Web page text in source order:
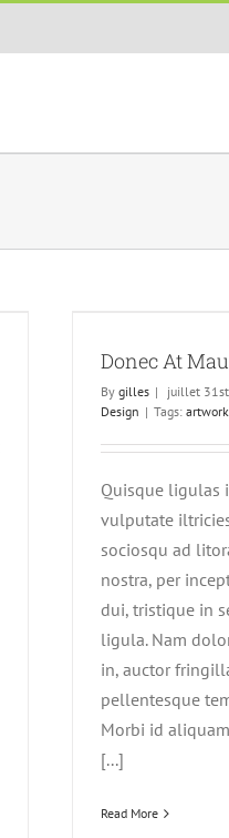
Donec At
By gilles | juillet
Design | Tags: artwork
Quisque ligulas
vulputate
sociosqu ad
nostra, per
dui, tristique in
ligula. Nam
in, auctor
pellentesque
Morbi id
[...]
Read More